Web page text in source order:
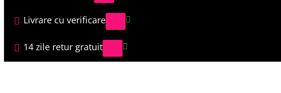
Livrare cu verificare
14 zile retur gratuit